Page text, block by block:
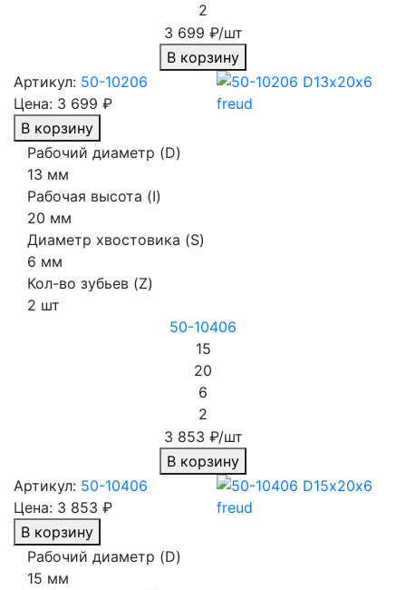
2
3 699 ₽/шт
В корзину
Артикул: 50-10206
Цена: 3 699 ₽
В корзину
Рабочий диаметр (D)
13 мм
Рабочая высота (I)
20 мм
Диаметр хвостовика (S)
6 мм
Кол-во зубьев (Z)
2 шт
50-10406
15
20
6
2
3 853 ₽/шт
В корзину
Артикул: 50-10406
Цена: 3 853 ₽
В корзину
Рабочий диаметр (D)
15 мм